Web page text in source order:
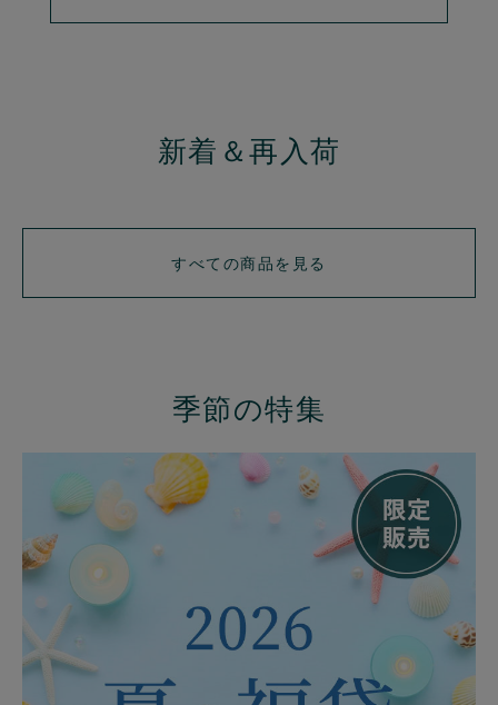
新着＆再入荷
すべての商品を見る
季節の特集